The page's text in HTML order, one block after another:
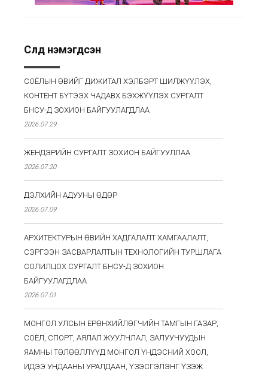
Сүүлд нэмэгдсэн
СОЁЛЫН ӨВИЙГ ДИЖИТАЛ ХЭЛБЭРТ ШИЛЖҮҮЛЭХ,
КОНТЕНТ БҮТЭЭХ ЧАДАВХ БЭХЖҮҮЛЭХ СУРГАЛТ
БНСУ-Д ЗОХИОН БАЙГУУЛАГДЛАА
2026.07.29
ЖЕНДЭРИЙН СУРГАЛТ ЗОХИОН БАЙГУУЛЛАА
2026.07.20
ДЭЛХИЙН АДУУНЫ ӨДӨР
2026.07.09
АРХИТЕКТУРЫН ӨВИЙН ХАДГАЛАЛТ ХАМГААЛАЛТ,
СЭРГЭЭН ЗАСВАРЛАЛТЫН ТЕХНОЛОГИЙН ТУРШЛАГА
СОЛИЛЦОХ СУРГАЛТ БНСУ-Д ЗОХИОН
БАЙГУУЛАГДЛАА
2026.07.01
МОНГОЛ УЛСЫН ЕРӨНХИЙЛӨГЧИЙН ТАМГЫН ГАЗАР,
СОЁЛ, СПОРТ, АЯЛАЛ ЖУУЛЧЛАЛ, ЗАЛУУЧУУДЫН
ЯАМНЫ ТӨЛӨӨЛЛҮҮД МОНГОЛ ҮНДЭСНИЙ ХООЛ,
ИДЭЭ УНДААНЫ УРАЛДААН, ҮЗЭСГЭЛЭНГ ҮЗЭЖ